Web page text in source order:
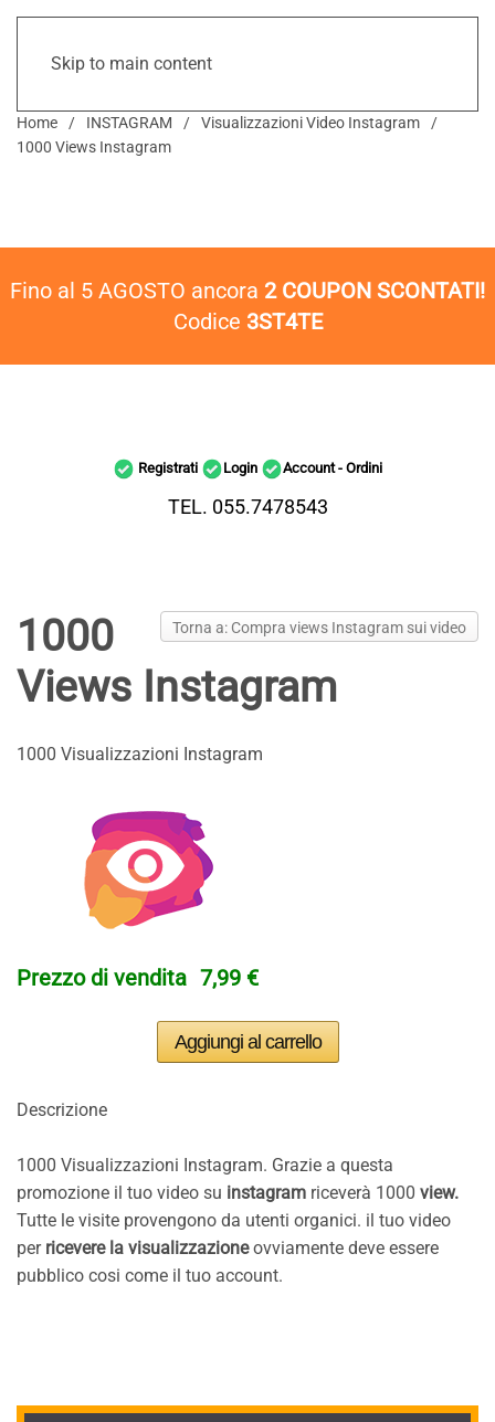
Skip to main content
Home INSTAGRAM
Visualizzazioni Video Instagram
1000 Views Instagram
Fino al 5 AGOSTO ancora 2 COUPON SCONTATI!
Codice 3ST4TE
Registrati Login Account - Ordini
TEL. 055.7478543
Torna a: Compra views Instagram sui video
1000
Views Instagram
1000 Visualizzazioni Instagram
Prezzo di vendita 7,99 €
Descrizione
1000 Visualizzazioni Instagram. Grazie a questa
promozione il tuo video su instagram riceverà 1000 view.
Tutte le visite provengono da utenti organici. il tuo video
per ricevere la visualizzazioneovviamente deve essere
pubblico cosi come il tuo account.